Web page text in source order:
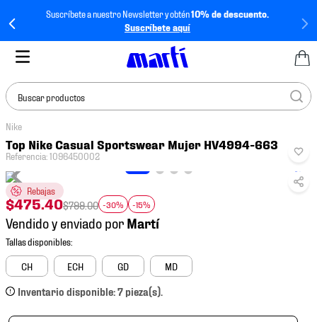
Suscríbete a nuestro Newsletter y obtén10% de descuento.
Suscríbete aquí
Buscar productos
Nike
Top Nike Casual Sportswear Mujer HV4994-663
Referencia:1096450002
Rebajas
$475.40$799.00 -30% -15%
Vendido y enviado por
CH ECH GD MD
Inventario disponible: 7 pieza(s).
TÉRMINOS MÁS
BUSCADOS
1.
2.
tenis hombre
3.
tenis
4.
tenis futbol
5.
jersey
6.
mochila